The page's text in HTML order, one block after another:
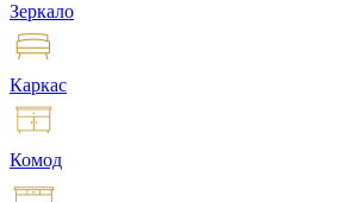
Зеркало
Каркас
Комод